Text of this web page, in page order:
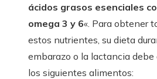
ácidos grasos esenciales
omega 3 y 6«. Para obtener
estos nutrientes, su dieta
embarazo o la lactancia
los siguientes alimentos: